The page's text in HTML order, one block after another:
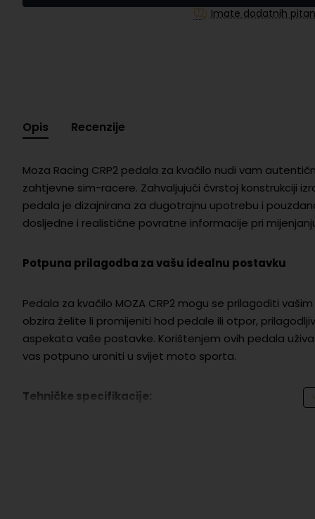
Imate dodatnih
Opis Recenzije
Moza Racing CRP2 pedala za kvačilo nudi vam
zahtjevne sim-racere. Zahvaljujući čvrstoj konstrukciji
pedala je dizajnirana za dugotrajnu upotrebu i
dosljedne i realistične povratne informacije pri
Potpuna prilagodba za vašu idealnu postavku
Pedala za kvačilo MOZA CRP2 mogu se prilagoditi
obzira želite li promijeniti hod pedale ili otpor,
aspekata vaše postavke. Korištenjem ovih pedala
vas potpuno uroniti u svijet moto sporta.
Tehničke specifikacije: